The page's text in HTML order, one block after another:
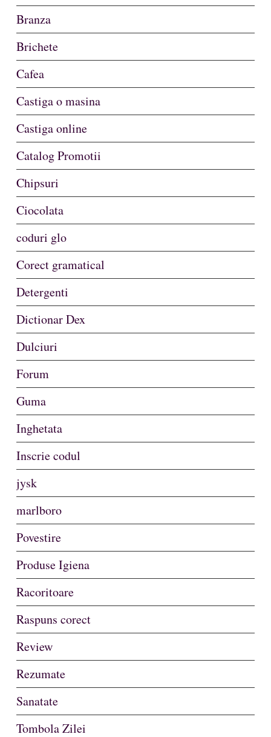
Branza
Brichete
Cafea
Castiga o masina
Castiga online
Catalog Promotii
Chipsuri
Ciocolata
coduri glo
Corect gramatical
Detergenti
Dictionar Dex
Dulciuri
Forum
Guma
Inghetata
Inscrie codul
jysk
marlboro
Povestire
Produse Igiena
Racoritoare
Raspuns corect
Review
Rezumate
Sanatate
Tombola Zilei